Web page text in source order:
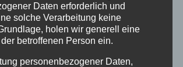
20th, 2023
Daten erforderlich und
solche Verarbeitung keine
holen wir generell eine
betroffenen Person ein.
personenbezogener Daten,